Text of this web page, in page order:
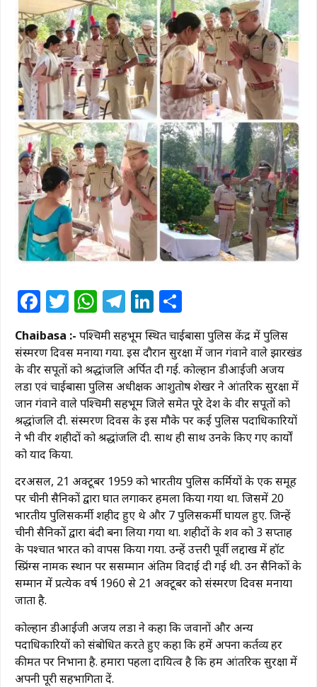
Facebook
Twitter
WhatsApp
Telegram
LinkedIn
Chaibasa :- पश्चिमी सिंहभूम स्थित चाईबासा पुलिस केंद्र में पुलिस
संस्मरण दिवस मनाया गया. इस दौरान सुरक्षा में जान गंवाने वाले झारखंड
के वीर सपूतों को श्रद्धांजलि अर्पित दी गई. कोल्हान डीआईजी अजय
लिंडा एवं चाईबासा पुलिस अधीक्षक आशुतोष शेखर ने आंतरिक सुरक्षा में
जान गंवाने वाले पश्चिमी सिंहभूम जिले समेत पूरे देश के वीर सपूतों को
श्रद्धांजलि दी. संस्मरण दिवस के इस मौके पर कई पुलिस पदाधिकारियों
ने भी वीर शहीदों को श्रद्धांजलि दी. साथ ही साथ उनके किए गए कार्यों
को याद किया.
दरअसल, 21 अक्टूबर 1959 को भारतीय पुलिस कर्मियों के एक समूह
पर चीनी सैनिकों द्वारा घात लगाकर हमला किया गया था. जिसमें 20
भारतीय पुलिसकर्मी शहीद हुए थे और 7 पुलिसकर्मी घायल हुए. जिन्हें
चीनी सैनिकों द्वारा बंदी बना लिया गया था. शहीदों के शव को 3 सप्ताह
के पश्चात भारत को वापस किया गया. उन्हें उत्तरी पूर्वी लद्दाख में हॉट
स्प्रिंग्स नामक स्थान पर ससम्मान अंतिम विदाई दी गई थी. उन सैनिकों के
सम्मान में प्रत्येक वर्ष 1960 से 21 अक्टूबर को संस्मरण दिवस मनाया
जाता है.
कोल्हान डीआईजी अजय लिंडा ने कहा कि जवानों और अन्य
पदाधिकारियों को संबोधित करते हुए कहा कि हमें अपना कर्तव्य हर
कीमत पर निभाना है. हमारा पहला दायित्व है कि हम आंतरिक सुरक्षा में
अपनी पूरी सहभागिता दें.